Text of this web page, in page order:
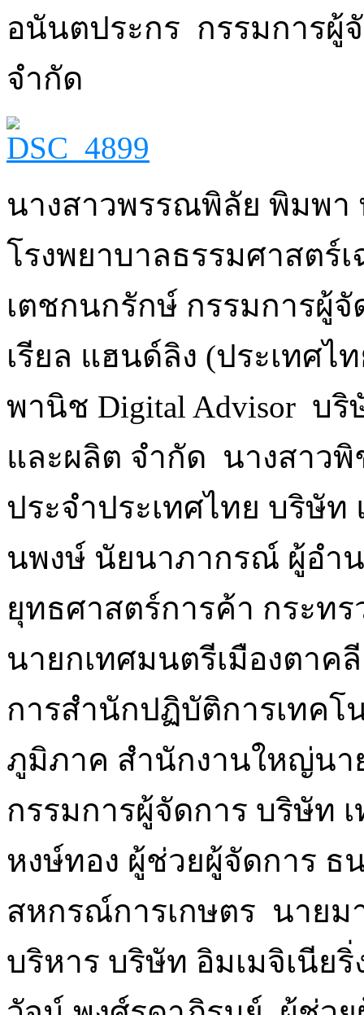
อนันตประกร กรรมการผู้
จำกัด
นางสาวพรรณพิลัย พิมพ
โรงพยาบาลธรรมศาสตร์
เตชกนกรักษ์ กรรมการผู้
เรียล แฮนด์ลิง (ประเทศ
พานิช Digital Advisor บ
และผลิต จำกัด นางสาว
ประจำประเทศไทย บริษั
นพงษ์ นัยนาภากรณ์ ผู้อำ
ยุทธศาสตร์การค้า กระท
นายกเทศมนตรีเมืองตา
การสำนักปฏิบัติการเทคโ
ภูมิภาค สำนักงานใหญ่น
กรรมการผู้จัดการ บริษัท
หงษ์ทอง ผู้ช่วยผู้จัดการ ธ
สหกรณ์การเกษตร นายม
บริหาร บริษัท อิมเมจิเนีย